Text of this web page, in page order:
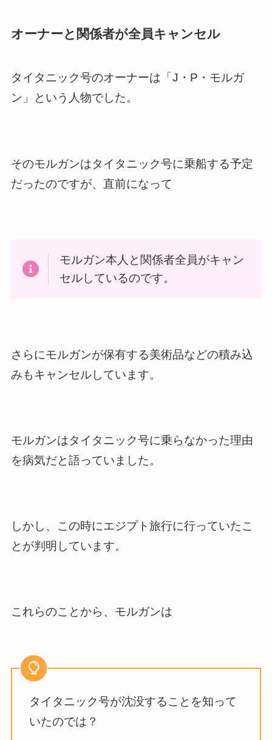
オーナーと関係者が全員キャンセル
タイタニック号のオーナーは「J・P・モルガ
ン」という人物でした。
そのモルガンはタイタニック号に乗船する予定
だったのですが、直前になって
モルガン本人と関係者全員がキャン
セルしているのです。
さらにモルガンが保有する美術品などの積み込
みもキャンセルしています。
モルガンはタイタニック号に乗らなかった理由
を病気だと語っていました。
しかし、この時にエジプト旅行に行っていたこ
とが判明しています。
これらのことから、モルガンは
タイタニック号が沈没することを知って
いたのでは？